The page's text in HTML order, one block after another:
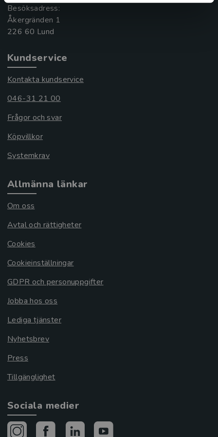
Besöksadress:
Åkergränden 1
Kundservice
Kontakta kundservice
046-31 21 00
Frågor och svar
Köpvillkor
Systemkrav
Allmänna länkar
Om oss
Avtal och rättigheter
Cookies
Cookieinställningar
GDPR och personuppgifter
Jobba hos oss
Lediga tjänster
Nyhetsbrev
Press
Tillgänglighet
Sociala medier